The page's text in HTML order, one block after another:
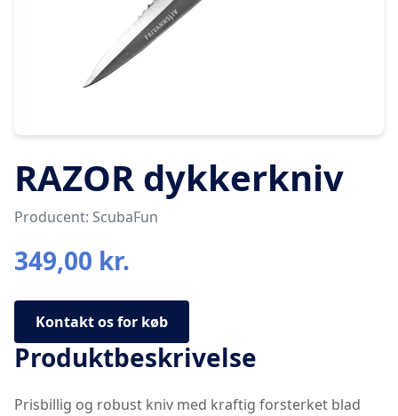
RAZOR dykkerkniv
Producent: ScubaFun
349,00 kr.
Kontakt os for køb
Produktbeskrivelse
Prisbillig og robust kniv med kraftig forsterket blad